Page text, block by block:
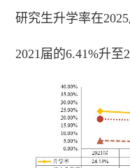
研究生升学率在
2021届的6.41%升至